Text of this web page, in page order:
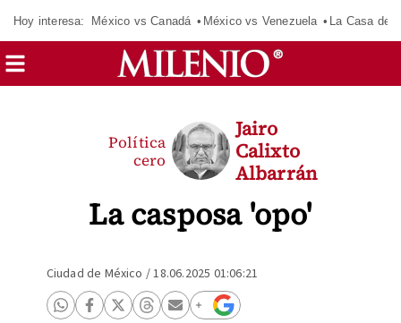
Hoy interesa: México vs Canadá México vs Venezuela La Casa de
La casposa 'opo'
Política
cero
Jairo
Calixto
Albarrán
Ciudad de México /18.06.2025 01:06:21